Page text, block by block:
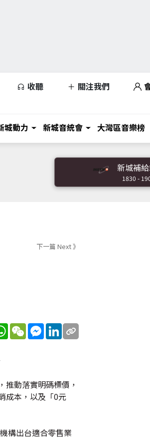
收聽 關注我們
城動力 新城音統會 大灣區音樂榜
新城補
1830 -
下一篇 Next 》
WhatsApp
WeChatMessenger
LinkedIn
動落實明碼標價，
成本，以及「0元
構出台適合零售業